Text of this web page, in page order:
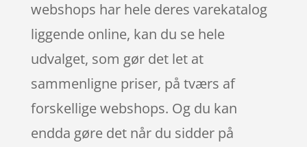
webshops har hele deres varekatalog
liggende online, kan du se hele
udvalget, som gør det let at
sammenligne priser, på tværs af
forskellige webshops. Og du kan
endda gøre det når du sidder på